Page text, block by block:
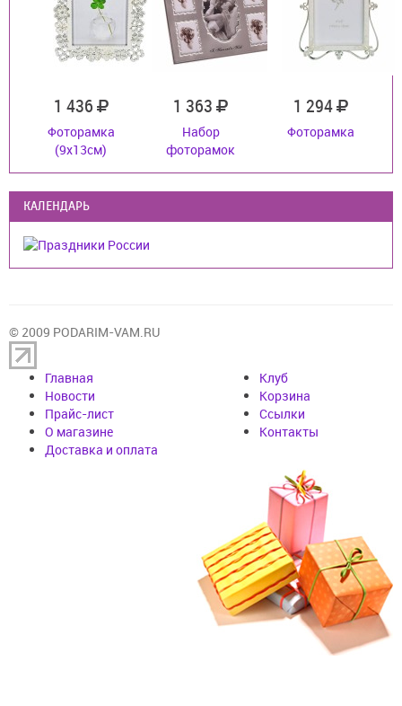
1 436
Фоторамка
(9x13см)
1 363
Набор
фоторамок
1 294
Фоторамка
КАЛЕНДАРЬ
© 2009 PODARIM-VAM.RU
Главная
Новости
Прайс-лист
О магазине
Доставка и оплата
Клуб
Корзина
Cсылки
Контакты